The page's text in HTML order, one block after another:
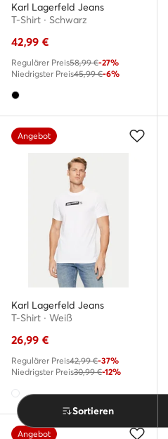
Sortieren
Karl Lagerfeld Jeans
T-Shirt · Schwarz
42,99 €
Regulärer Preis58,99 €-27%
Niedrigster Preis45,99 €-6%
Angebot
Karl Lagerfeld Jeans
T-Shirt · Weiß
26,99 €
Regulärer Preis42,99 €-37%
Niedrigster Preis30,99 €-12%
Angebot